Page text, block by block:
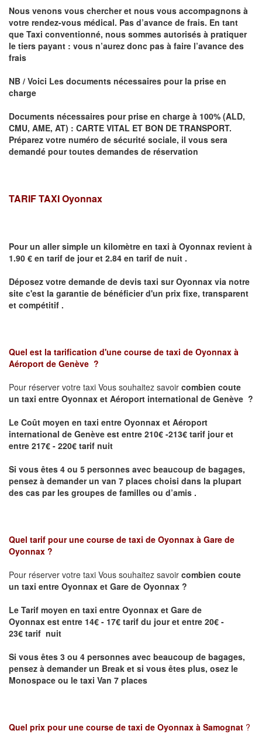
Nous venons vous chercher et nous vous accompagnons à
votre rendez-vous médical. Pas d’avance de frais. En tant
que Taxi conventionné, nous sommes autorisés à pratiquer
le tiers payant : vous n’aurez donc pas à faire l’avance des
frais
NB / Voici Les documents nécessaires pour la prise en
charge
Documents nécessaires pour prise en charge à 100% (ALD,
CMU, AME, AT) : CARTE VITAL ET BON DE TRANSPORT.
Préparez votre numéro de sécurité sociale, il vous sera
demandé pour toutes demandes de réservation
TARIF TAXI Oyonnax
Pour un aller simple un kilomètre en taxi à Oyonnax revient à
1.90 € en tarif de jour et 2.84 en tarif de nuit .
Déposez votre demande de devis taxi surOyonnax via notre
site c'est la garantie de bénéficier d'un prix fixe, transparent
et compétitif .
Quel est la tarification d'une course de taxi de Oyonnax à
Aéroport de Genève ?
Pour réserver votre taxi Vous souhaitez savoir combien coute
un taxi entre Oyonnax et Aéroport international de Genève ?
Le Coût moyen en taxi entre Oyonnax et Aéroport
international de Genève est entre 210€ -213€ tarif jour et
entre 217€ - 220€ tarif nuit
Si vous êtes 4 ou 5 personnes avec beaucoup de bagages,
pensez à demander un van 7 places choisi dans la plupart
des cas par les groupes de familles ou d’amis .
Quel tarif pour une course de taxi de Oyonnax à Gare de
Oyonnax ?
Pour réserver votre taxi Vous souhaitez savoir combien coute
un taxi entre Oyonnax et Gare de Oyonnax ?
Le Tarif moyen en taxi entre Oyonnax et Gare de
Oyonnax est entre 14€ - 17€ tarif du jour et entre 20€ -
23€ tarif nuit
Si vous êtes 3 ou 4 personnes avec beaucoup de bagages,
pensez à demander un Break et si vous êtes plus, osez le
Monospace ou le taxi Van 7 places
Quel prix pour une course de taxi de Oyonnax à Samognat ?